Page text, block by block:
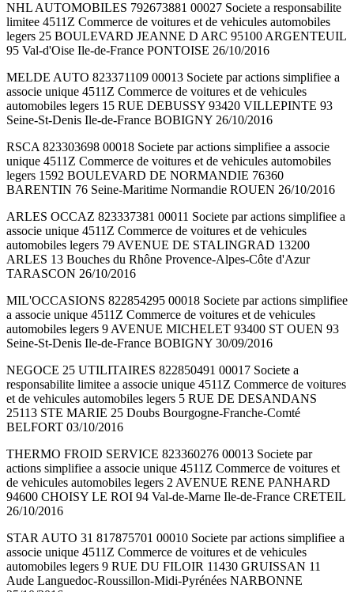
NHL AUTOMOBILES 792673881 00027 Societe a responsabilite
limitee 4511Z Commerce de voitures et de vehicules automobiles
legers 25 BOULEVARD JEANNE D ARC 95100 ARGENTEUIL
95 Val-d'Oise Ile-de-France PONTOISE 26/10/2016
MELDE AUTO 823371109 00013 Societe par actions simplifiee a
associe unique 4511Z Commerce de voitures et de vehicules
automobiles legers 15 RUE DEBUSSY 93420 VILLEPINTE 93
Seine-St-Denis Ile-de-France BOBIGNY 26/10/2016
RSCA 823303698 00018 Societe par actions simplifiee a associe
unique 4511Z Commerce de voitures et de vehicules automobiles
legers 1592 BOULEVARD DE NORMANDIE 76360
BARENTIN 76 Seine-Maritime Normandie ROUEN 26/10/2016
ARLES OCCAZ 823337381 00011 Societe par actions simplifiee a
associe unique 4511Z Commerce de voitures et de vehicules
automobiles legers 79 AVENUE DE STALINGRAD 13200
ARLES 13 Bouches du Rhône Provence-Alpes-Côte d'Azur
TARASCON 26/10/2016
MIL'OCCASIONS 822854295 00018 Societe par actions simplifiee
a associe unique 4511Z Commerce de voitures et de vehicules
automobiles legers 9 AVENUE MICHELET 93400 ST OUEN 93
Seine-St-Denis Ile-de-France BOBIGNY 30/09/2016
NEGOCE 25 UTILITAIRES 822850491 00017 Societe a
responsabilite limitee a associe unique 4511Z Commerce de voitures
et de vehicules automobiles legers 5 RUE DE DESANDANS
25113 STE MARIE 25 Doubs Bourgogne-Franche-Comté
BELFORT 03/10/2016
THERMO FROID SERVICE 823360276 00013 Societe par
actions simplifiee a associe unique 4511Z Commerce de voitures et
de vehicules automobiles legers 2 AVENUE RENE PANHARD
94600 CHOISY LE ROI 94 Val-de-Marne Ile-de-France CRETEIL
26/10/2016
STAR AUTO 31 817875701 00010 Societe par actions simplifiee a
associe unique 4511Z Commerce de voitures et de vehicules
automobiles legers 9 RUE DU FILOIR 11430 GRUISSAN 11
Aude Languedoc-Roussillon-Midi-Pyrénées NARBONNE